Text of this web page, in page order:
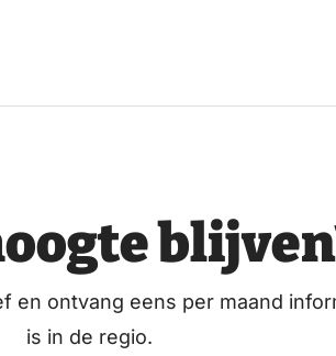
en ontvang eens per maand
is in de regio.